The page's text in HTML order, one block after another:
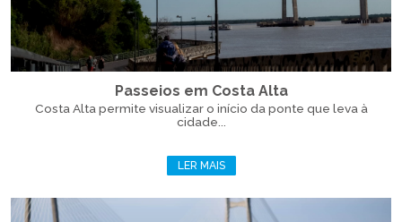
Passeios em Costa Alta
Costa Alta permite visualizar o início da ponte que leva à
cidade...
LER MAIS